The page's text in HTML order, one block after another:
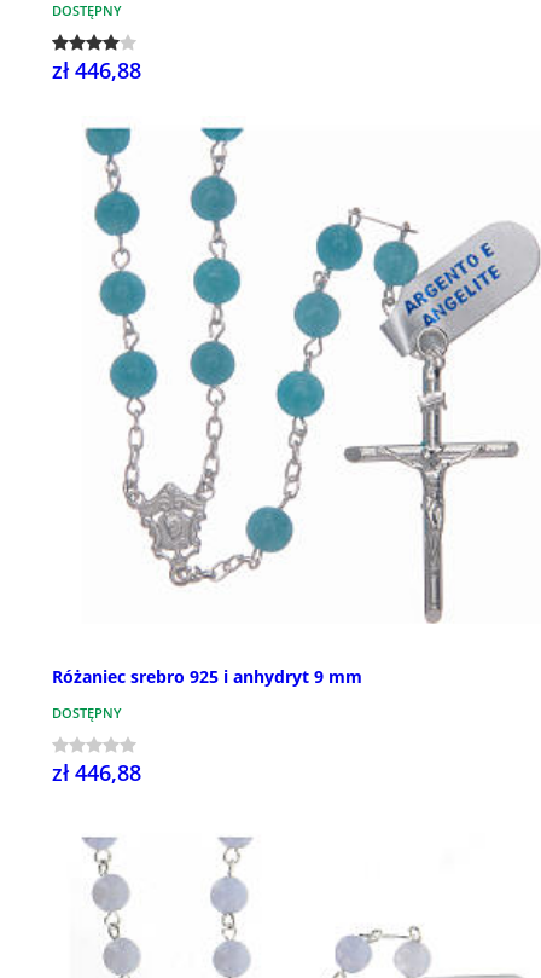
DOSTĘPNY
zł 446,88
Różaniec srebro 925 i anhydryt 9 mm
DOSTĘPNY
zł 446,88